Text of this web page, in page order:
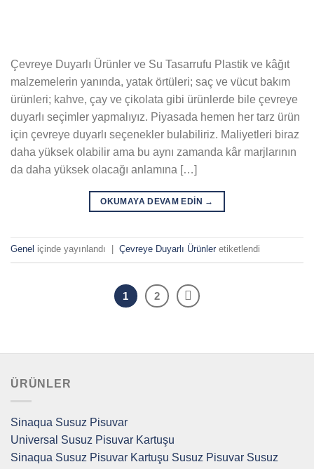
Çevreye Duyarlı Ürünler ve Su Tasarrufu Plastik ve kâğıt
malzemelerin yanında, yatak örtüleri; saç ve vücut bakım
ürünleri; kahve, çay ve çikolata gibi ürünlerde bile çevreye
duyarlı seçimler yapmalıyız. Piyasada hemen her tarz ürün
için çevreye duyarlı seçenekler bulabiliriz. Maliyetleri biraz
daha yüksek olabilir ama bu aynı zamanda kâr marjlarının
da daha yüksek olacağı anlamına […]
OKUMAYA DEVAM EDIN →
Genel içinde yayınlandı Çevreye Duyarlı Ürünler etiketlendi
1 2
ÜRÜNLER
Sinaqua Susuz Pisuvar
Universal Susuz Pisuvar Kartuşu
Sinaqua Susuz Pisuvar Kartuşu Susuz Pisuvar Susuz